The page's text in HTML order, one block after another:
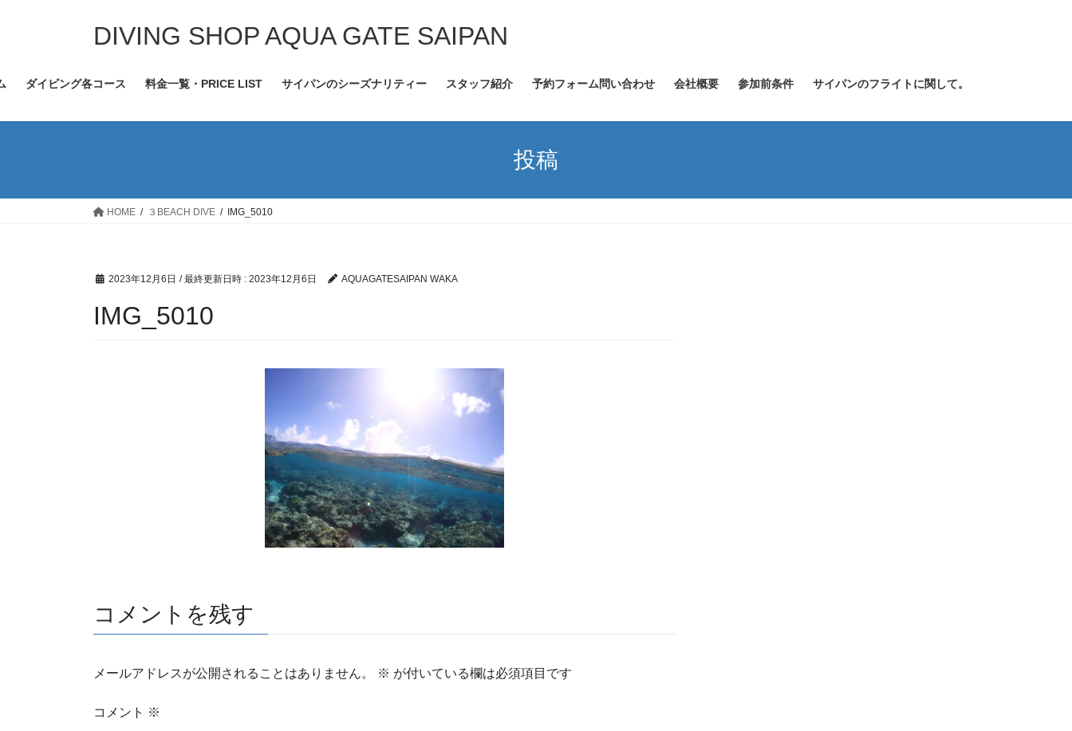
ツ
ス
シ
ン
DIVING SHOP AQUA GATE SAIPAN
ダイビング各コース 料金一覧・PRICE LIST サイパンのシーズナリティー スタッフ紹介 予約フォーム問い合わせ 会社概要 参加前条件 サイパンのフライトに関して。
投稿
HOME ３BEACH DIVE IMG_5010
2023年12月6日 / 最終更新日時 : 2023年12月6日 AQUAGATESAIPAN WAKA
IMG_5010
コメントを残す
メールアドレスが公開されることはありません。 ※ が付いている欄は必須項目です
コメント ※